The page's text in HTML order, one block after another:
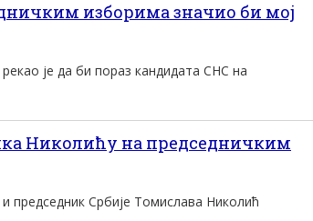
изборима значио би мој
је да би пораз кандидата СНС на
Николићу на председничким
председник Србије Томислава Николић